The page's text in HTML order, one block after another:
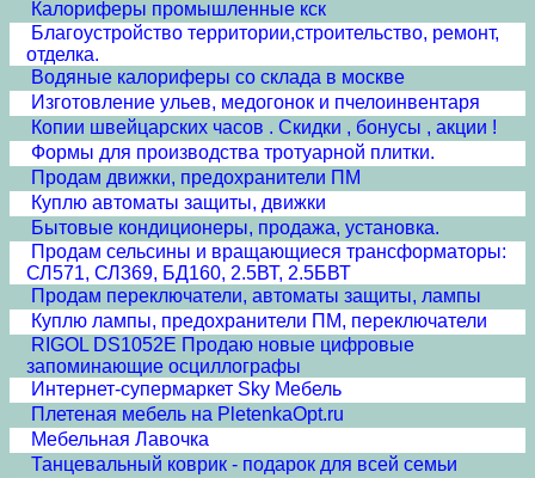
Калориферы промышленные кск
Благоустройство территории,строительство, ремонт,
отделка.
Водяные калориферы со склада в москве
Изготовление ульев, медогонок и пчелоинвентаря
Копии швейцарских часов . Скидки , бонусы , акции !
Формы для производства тротуарной плитки.
Продам движки, предохранители ПМ
Куплю автоматы защиты, движки
Бытовые кондиционеры, продажа, установка.
Продам сельсины и врaщающиеся трансформаторы:
СЛ571, СЛ369, БД160, 2.5ВТ, 2.5БВТ
Продам переключатели, автоматы защиты, лампы
Куплю лампы, предохранители ПМ, переключатели
RIGOL DS1052E Продаю новые цифровые
запоминающие осциллографы
Интернет-супермаркет Sky Мебель
Плетеная мебель на PletenkaOpt.ru
Мебельная Лавочка
Танцевальный коврик - подарок для всей семьи